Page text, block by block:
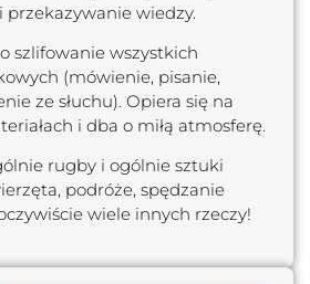
wiedzy.
szlifowanie wszystkich
(mówienie, pisanie,
ze słuchu). Opiera się na
i dba o miłą atmosferę.
rugby i ogólnie sztuki
podróże, spędzanie
wiele innych rzeczy!